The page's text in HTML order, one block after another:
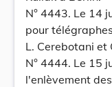
N° 4443. Le 14
pour
L. Cerebotani et
N° 4444. Le 15
l'enlèvement